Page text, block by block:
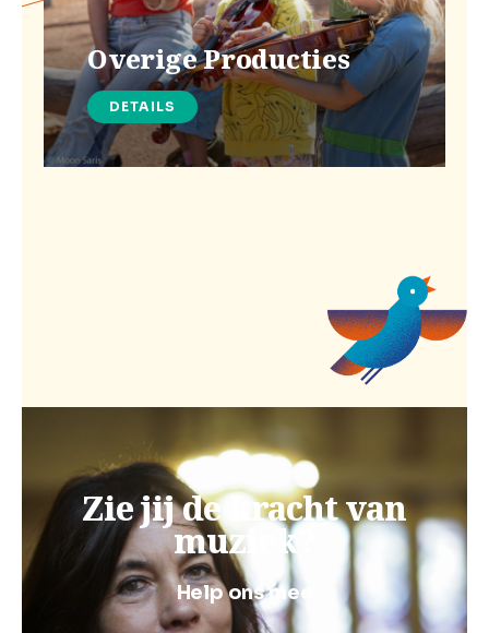
Overige Producties
DETAILS
Zie jij de kracht van
muziek?
Help ons mee